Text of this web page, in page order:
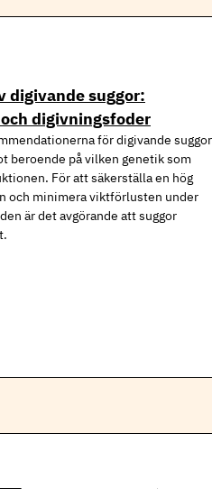
digivande suggor:
digivningsfoder
för digivande suggor
beroende på vilken genetik som
För att säkerställa en hög
och minimera viktförlusten under
är det avgörande att suggor